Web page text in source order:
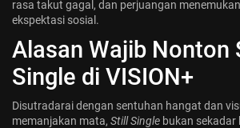
rasa takut gagal, dan perjuangan
ekspektasi sosial.
Alasan Wajib Nonton
Single di VISION+
Disutradarai dengan sentuhan hangat dan
memanjakan mata, Still Single bukan sekadar